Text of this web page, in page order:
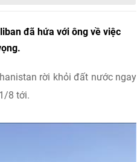
đã hứa với ông về việc
rời khỏi đất nước ngay
8 tới.